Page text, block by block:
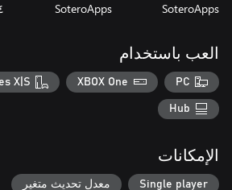
SoteroApps
SoteroApps
العب باستخدام
PC
XBOX One
X|S
Hub
الإمكانات
Single player معدل تحديث متغير